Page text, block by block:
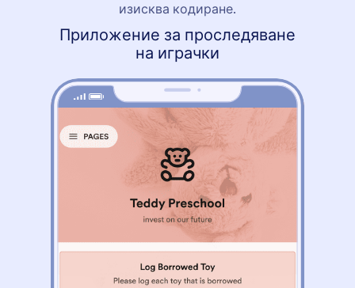
изисква кодиране.
Приложение за проследяване
на играчки